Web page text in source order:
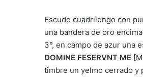
Escudo cuadrilongo con
una bandera de oro
3°, en campo de azur una
DOMINE FESERVNT ME
timbre un yelmo cerrado y